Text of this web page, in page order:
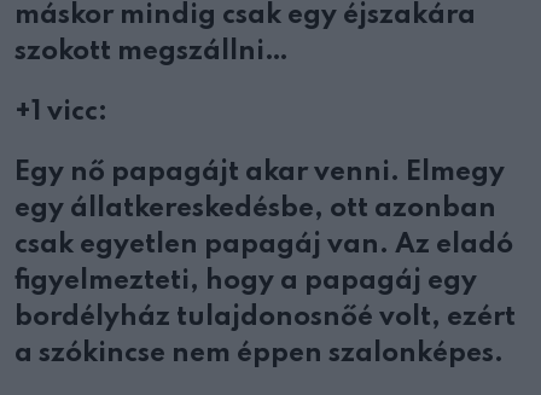
máskor mindig csak egy éjszakára
szokott megszállni…
+1 vicc:
Egy nő papagájt akar venni. Elmegy
egy állatkereskedésbe, ott azonban
csak egyetlen papagáj van. Az eladó
figyelmezteti, hogy a papagáj egy
bordélyház tulajdonosnőé volt, ezért
a szókincse nem éppen szalonképes.